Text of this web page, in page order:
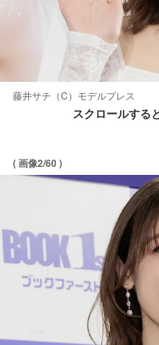
藤井サチ（C）モデルプレス
スクロールする
( 画像2/60 )